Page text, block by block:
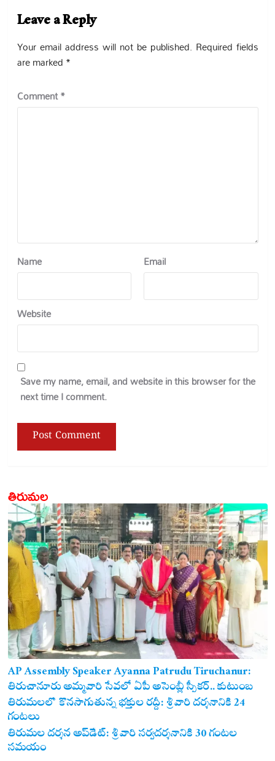
Leave a Reply
Your email address will not be published. Required fields
are marked *
Comment*
Name Email
Website
Save my name, email, and website in this browser for the
next time I comment.
తిరుమల
AP Assembly Speaker Ayanna Patrudu Tiruchanur:
తిరుచానూరు అమ్మవారి సేవలో ఏపీ అసెంబ్లీ స్పీకర్.. కుటుంబ
సమేతంగా దర్శించుకున్న అయ్యన్నపాత్రుడు!
తిరుమలలో కొనసాగుతున్న భక్తుల రద్దీ: శ్రీవారి దర్శనానికి 24
గంటలు
తిరుమల దర్శన అప్‌డేట్: శ్రీవారి సర్వదర్శనానికి 30 గంటల
సమయం